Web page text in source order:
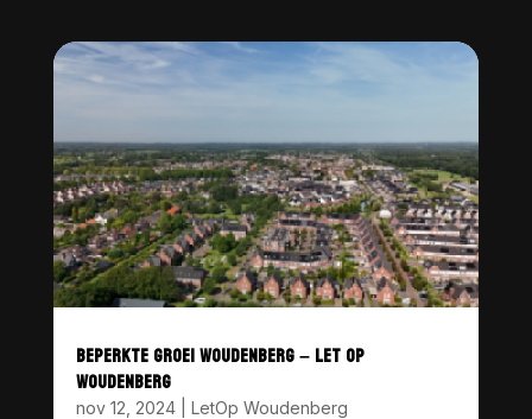
BEPERKTE GROEI WOUDENBERG – LET OP
WOUDENBERG
nov 12, 2024| LetOp Woudenberg